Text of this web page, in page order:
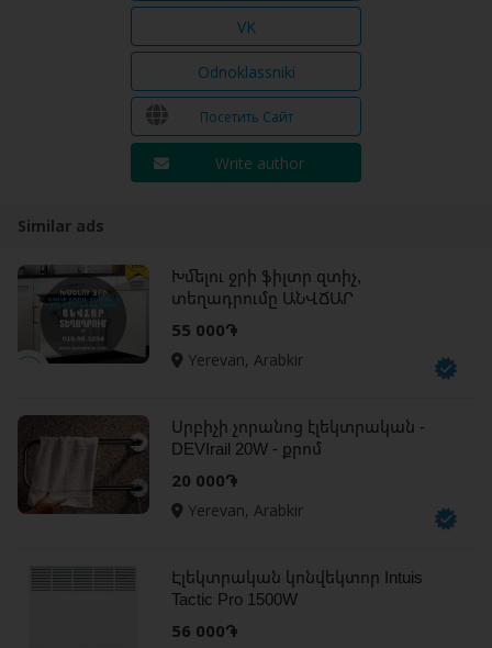
VK
Odnoklassniki
Посетить Сайт
Write author
Similar ads
Խմելու ջրի ֆիլտր զտիչ,
տեղադրումը ԱՆՎՃԱՐ
55 000֏
Yerevan, Arabkir
Սրբիչի չորանոց էլեկտրական -
DEVIrail 20W - քրոմ
20 000֏
Yerevan, Arabkir
Էլեկտրական կոնվեկտոր Intuis
Tactic Pro 1500W
56 000֏